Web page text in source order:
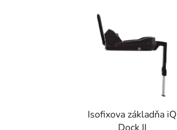
Isofixova základňa iQ